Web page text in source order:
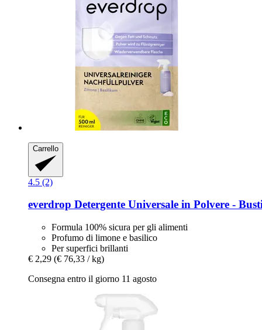
Carrello
4.5 (2)
everdrop Detergente Universale in Polvere -​
Formula 100% sicura per gli alimenti
Profumo di limone e basilico
Per superfici brillanti
€ 2,29 (€ 76,33 / kg)
Consegna entro il giorno 11 agosto